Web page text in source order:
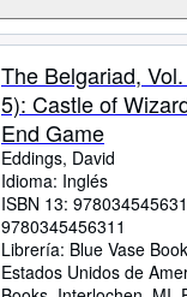
The Belgariad,
5): Castle of
End Game
Eddings, David
Idioma: Inglés
ISBN 13:
9780345456311
Librería: Blue Vase
Estados Unidos de